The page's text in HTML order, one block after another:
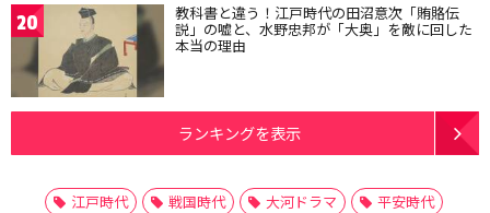
20 教科書と違う！江戸時代の田沼意次「賄賂伝
説」の嘘と、水野忠邦が「大奥」を敵に回した
本当の理由
ランキングを表示
江戸時代 戦国時代 大河ドラマ
平安時代